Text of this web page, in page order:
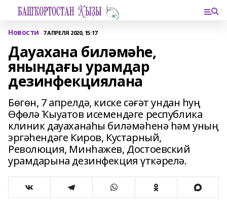
Новости 7 АПРЕЛЯ 2020, 15:17
Дауахана биләмәһе,
янындағы урамдар
дезинфекциялана
Бөгөн, 7 апрелдә, киске сәғәт ундан һуң
Өфөлә Ҡыуатов исемендәге республика
клиник дауаханаһы биләмәһенә һәм уның
эргәһендәге Киров, Кустарный,
Революция, Минһажев, Достоевский
урамдарына дезинфекция үткәрелә.